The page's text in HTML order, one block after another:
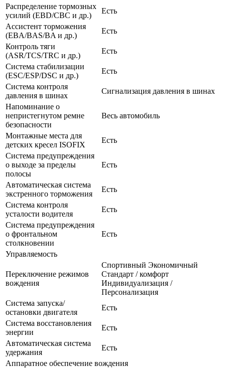
Распределение тормозных
усилий (EBD/CBC и др.)
Есть
Ассистент торможения
(EBA/BAS/BA и др.)
Есть
Контроль тяги
(ASR/TCS/TRC и др.)
Есть
Система стабилизации
(ESC/ESP/DSC и др.)
Есть
Система контроля
давления в шинах
Сигнализация давления в шинах
Напоминание о
непристегнутом ремне
безопасности
Весь автомобиль
Монтажные места для
детских кресел ISOFIX
Есть
Система предупреждения
о выходе за пределы
полосы
Есть
Автоматическая система
экстренного торможения
Есть
Система контроля
усталости водителя
Есть
Система предупреждения
о фронтальном
столкновении
Есть
Управляемость
Переключение режимов
вождения
Спортивный Экономичный
Стандарт / комфорт
Индивидуализация /
Персонализация
Система запуска/
остановки двигателя
Есть
Система восстановления
энергии
Есть
Автоматическая система
удержания
Есть
Аппаратное обеспечение вождения